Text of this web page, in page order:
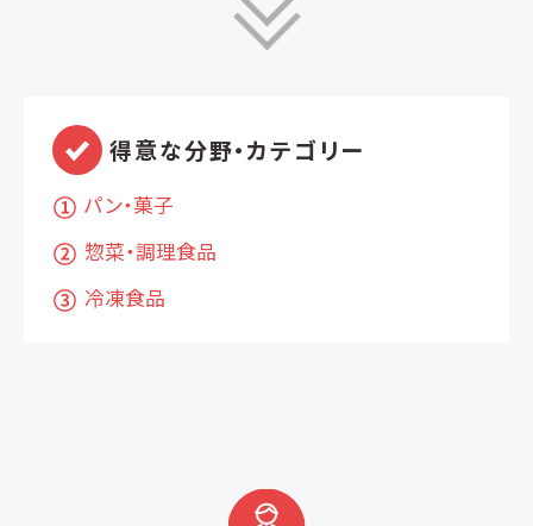
得意な分野・カテゴリー
パン・菓子
惣菜・調理食品
冷凍食品